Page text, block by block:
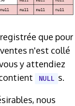
que pour
n'est collé
y attendiez
NULL s.
nous